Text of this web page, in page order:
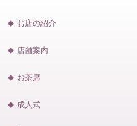
お店の紹介
店舗案内
お茶席
成人式